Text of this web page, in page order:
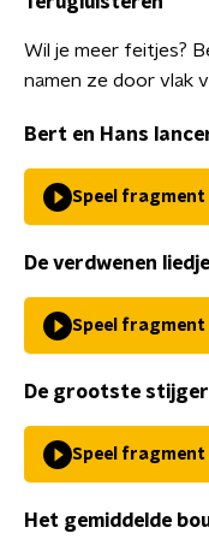
Wil je meer feitjes?
namen ze door vlak
Bert en Hans
Speel fragment
De verdwenen
Speel fragment
De grootste
Speel fragment
Het gemiddelde